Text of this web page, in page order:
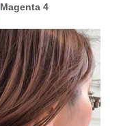
Magenta 4